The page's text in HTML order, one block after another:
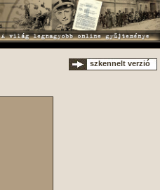
szkennelt verzió